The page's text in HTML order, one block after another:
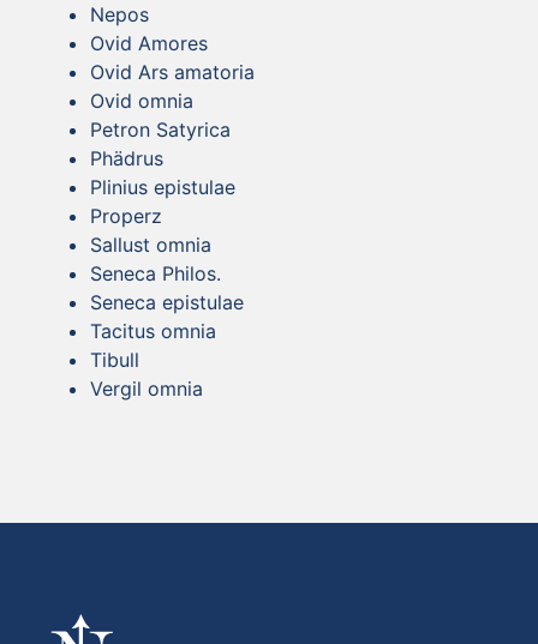
Nepos
Ovid Amores
Ovid Ars amatoria
Ovid omnia
Petron Satyrica
Phädrus
Plinius epistulae
Properz
Sallust omnia
Seneca Philos.
Seneca epistulae
Tacitus omnia
Tibull
Vergil omnia